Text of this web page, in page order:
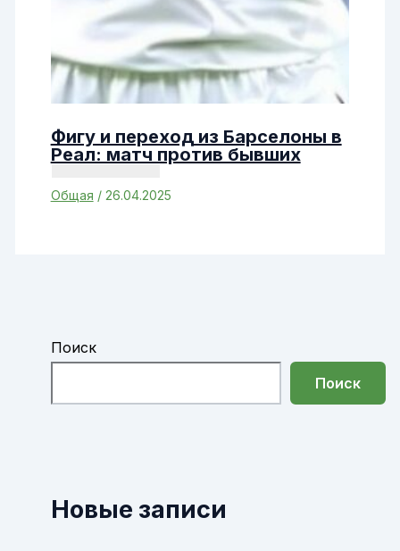
Фигу и переход из Барселоны в
Реал: матч против бывших
Общая / 26.04.2025
Поиск
Поиск
Новые записи